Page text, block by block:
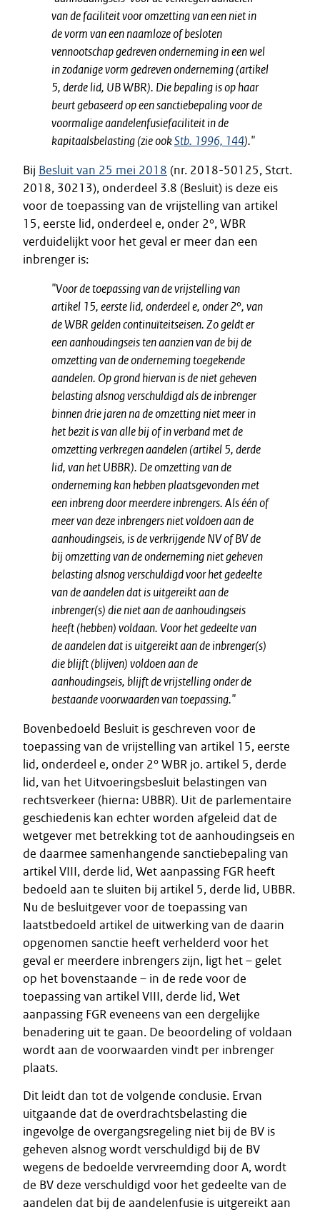
van de faciliteit voor omzetting van een niet in
de vorm van een naamloze of besloten
vennootschap gedreven onderneming in een wel
in zodanige vorm gedreven onderneming (artikel
5, derde lid, UB WBR). Die bepaling is op haar
beurt gebaseerd op een sanctiebepaling voor de
voormalige aandelenfusiefaciliteit in de
kapitaalsbelasting (zie ookStb. 1996, 144)."
Bij Besluit van 25 mei 2018 (nr. 2018-50125, Stcrt.
2018, 30213), onderdeel 3.8 (Besluit) is deze eis
voor de toepassing van de vrijstelling van artikel
15, eerste lid, onderdeel e, onder 2°, WBR
verduidelijkt voor het geval er meer dan een
inbrenger is:
"Voor de toepassing van de vrijstelling van
artikel 15, eerste lid, onderdeel e, onder 2°, van
de WBR gelden continuïteitseisen. Zo geldt er
een aanhoudingseis ten aanzien van de bij de
omzetting van de onderneming toegekende
aandelen. Op grond hiervan is de niet geheven
belasting alsnog verschuldigd als de inbrenger
binnen drie jaren na de omzetting niet meer in
het bezit is van alle bij of in verband met de
omzetting verkregen aandelen (artikel 5, derde
lid, van het UBBR). De omzetting van de
onderneming kan hebben plaatsgevonden met
een inbreng door meerdere inbrengers. Als één of
meer van deze inbrengers niet voldoen aan de
aanhoudingseis,is de verkrijgende NV of BV de
bij omzetting van de onderneming niet geheven
belasting alsnog verschuldigd voor het gedeelte
van de aandelen dat is uitgereikt aan de
inbrenger(s) die niet aan de aanhoudingseis
heeft (hebben) voldaan. Voor het gedeelte van
de aandelen dat is uitgereikt aan de inbrenger(s)
die blijft (blijven) voldoen aan de
aanhoudingseis, blijft de vrijstelling onder de
bestaande voorwaarden van toepassing."
Bovenbedoeld Besluit is geschreven voor de
toepassing van de vrijstelling van artikel 15, eerste
lid, onderdeel e, onder 2° WBR jo. artikel 5, derde
lid, van het Uitvoeringsbesluit belastingen van
rechtsverkeer (hierna: UBBR). Uit de parlementaire
geschiedenis kan echter worden afgeleid dat de
wetgever met betrekking tot de aanhoudingseis en
de daarmee samenhangende sanctiebepaling van
artikel VIII, derde lid, Wet aanpassing FGR heeft
bedoeld aan te sluiten bij artikel 5, derde lid, UBBR.
Nu de besluitgever voor de toepassing van
laatstbedoeld artikel de uitwerking van de daarin
opgenomen sanctie heeft verhelderd voor het
geval er meerdere inbrengers zijn, ligt het – gelet
op het bovenstaande – in de rede voor de
toepassing van artikel VIII, derde lid, Wet
aanpassing FGR eveneens van een dergelijke
benadering uit te gaan. De beoordeling of voldaan
wordt aan de voorwaarden vindt per inbrenger
plaats.
Dit leidt dan tot de volgende conclusie. Ervan
uitgaande dat de overdrachtsbelasting die
ingevolge de overgangsregeling niet bij de BV is
geheven alsnog wordt verschuldigd bij de BV
wegens de bedoelde vervreemding door A, wordt
de BV deze verschuldigd voor het gedeelte van de
aandelen dat bij de aandelenfusie is uitgereikt aan